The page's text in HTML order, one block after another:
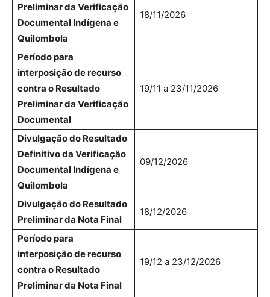
Preliminar da Verificação
Documental Indígena e
Quilombola
18/11/2026
Período para
interposição de recurso
contra o Resultado
Preliminar da Verificação
Documental
19/11 a 23/11/2026
Divulgação do Resultado
Definitivo da Verificação
Documental Indígena e
Quilombola
09/12/2026
Divulgação do Resultado
Preliminar da Nota Final
18/12/2026
Período para
interposição de recurso
contra o Resultado
Preliminar da Nota Final
19/12 a 23/12/2026